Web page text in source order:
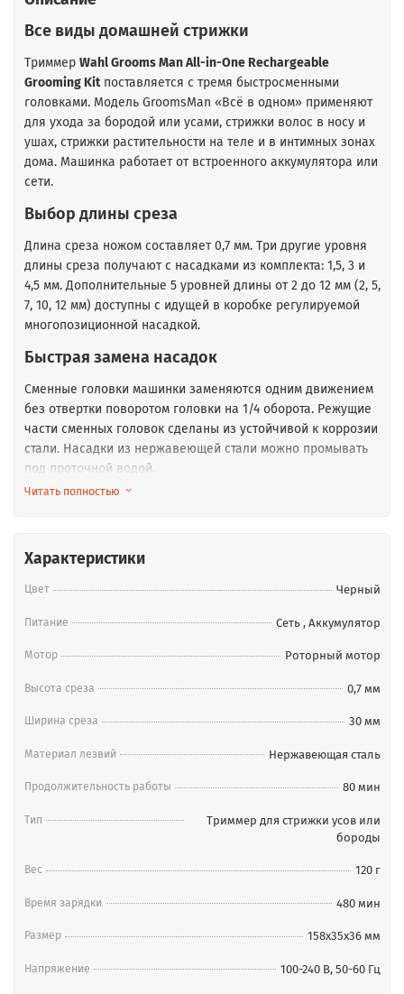
Все виды домашней стрижки
Триммер Wahl Grooms Man All-in-One Rechargeable
Grooming Kit поставляется с тремя быстросменными
головками. Модель GroomsMan «Всё в одном» применяют
для ухода за бородой или усами, стрижки волос в носу и
ушах, стрижки растительности на теле и в интимных зонах
дома. Машинка работает от встроенного аккумулятора или
сети.
Выбор длины среза
Длина среза ножом составляет 0,7 мм. Три другие уровня
длины среза получают с насадками из комплекта: 1,5, 3 и
4,5 мм. Дополнительные 5 уровней длины от 2 до 12 мм (2, 5,
7, 10, 12 мм) доступны с идущей в коробке регулируемой
многопозиционной насадкой.
Быстрая замена насадок
Сменные головки машинки заменяются одним движением
без отвертки поворотом головки на 1/4 оборота. Режущие
части сменных головок сделаны из устойчивой к коррозии
стали. Насадки из нержавеющей стали можно промывать
под проточной водой.
Эргономика и вес
ребрами и прорезиненными вставками не выскальзывает
из влажных рук.
месяц. Щеточку для очистки ножа не применяют для
Защитная крышка для ножа
Насадка-шейвер
Набор из трех насадок, 1,5, 3 и 4,5 мм
Зарядный адаптер Wahl Switching power supply
Кисточка для очистки ножа
Расческа
Инструкция
Читать полностью
Характеристики
Цвет Черный
Питание Сеть , Аккумулятор
Мотор Роторный мотор
Высота среза 0,7 мм
Ширина среза 30 мм
Материал лезвий Нержавеющая сталь
Продолжительность работы 80 мин
Тип
Триммер для стрижки усов или
бороды
Вес 120 г
Время зарядки 480 мин
Размер 158x35x36 мм
Напряжение 100-240 В, 50-60 Гц